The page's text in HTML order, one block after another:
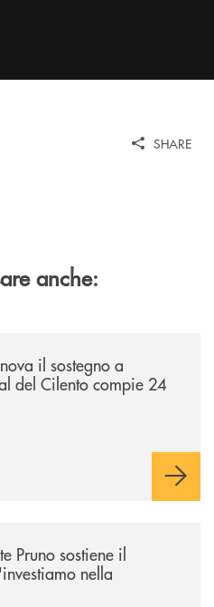
SHARE
anche:
il sostegno a
del Cilento compie 24
Pruno sostiene il
nella